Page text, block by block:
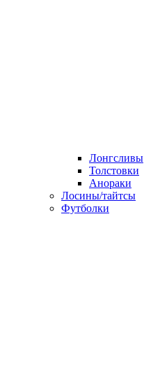
Лонгсливы
Толстовки
Анораки
Лосины/тайтсы
Футболки